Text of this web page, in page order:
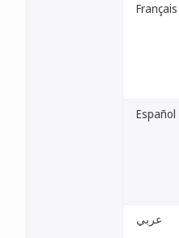
Français
Español
عربي